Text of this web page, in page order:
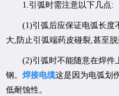
1.引弧时需注意以下几点:
(1)引弧后应保证电弧长度
大,防止引弧端药皮碰裂,甚至脱
(2)引弧时不能随意在焊件
钢。 焊接电缆这是因为电弧划
低耐蚀性。